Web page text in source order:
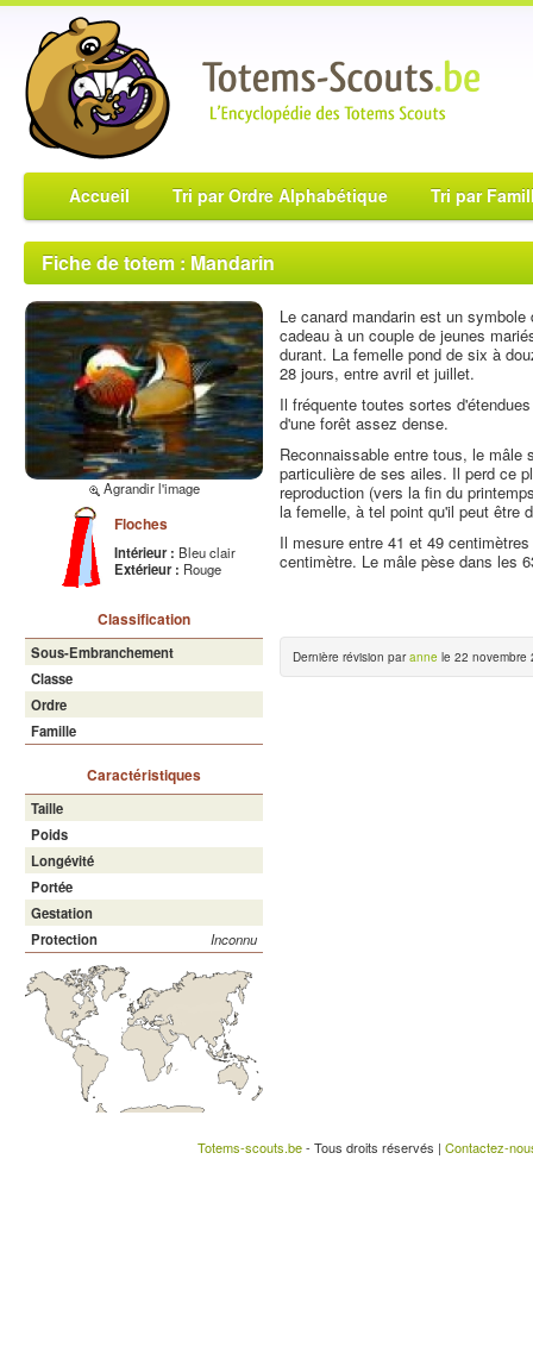
Accueil Tri par Ordre Alphabétique Tri par
Fiche de totem : Mandarin
Agrandir l'image
Floches
Intérieur : Bleu clair
Extérieur : Rouge
Classification
Sous-Embranchement
Classe
Ordre
Famille
Caractéristiques
Taille
Poids
Longévité
Portée
Gestation
Protection
Inconnu
Le canard mandarin est un
cadeau à un couple de jeunes
durant. La femelle pond de six à
28 jours, entre avril et juillet.
Il fréquente toutes sortes
d'une forêt assez dense.
Reconnaissable entre tous, le
particulière de ses ailes. Il perd ce
reproduction (vers la fin du
la femelle, à tel point qu'il peut être
Il mesure entre 41 et 49
centimètre. Le mâle pèse dans les
Dernière révision paranne le 22 novembre
Totems-scouts.be- Tous droits réservés | Contactez-